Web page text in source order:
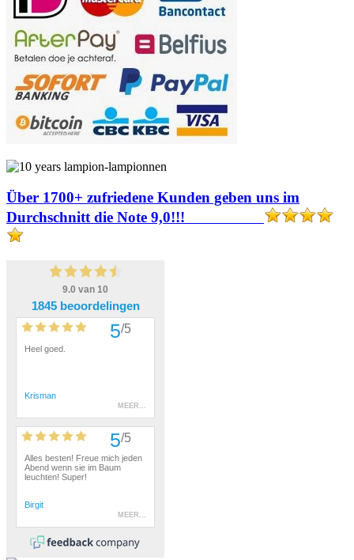
Über 1700+ zufriedene Kunden geben uns im
Durchschnitt die Note 9,0!!!